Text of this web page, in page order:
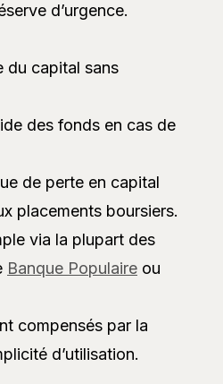
d’urgence.
du capital sans
des fonds en cas de
de perte en capital
placements boursiers.
via la plupart des
Banque Populaire ou
compensés par la
d’utilisation.